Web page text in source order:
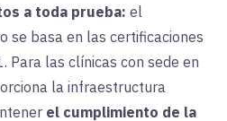
a toda prueba: el
se basa en las certificaciones
Para las clínicas con sede en
la infraestructura
el cumplimiento de la